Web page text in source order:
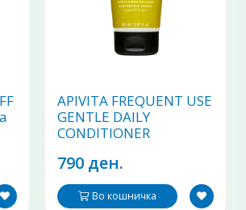
APIVITA FREQUENT USE
GENTLE DAILY
CONDITIONER
мед и камилица
150ml
790 ден.
Во кошничка